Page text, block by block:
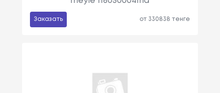
Заказать от 330838 тенге